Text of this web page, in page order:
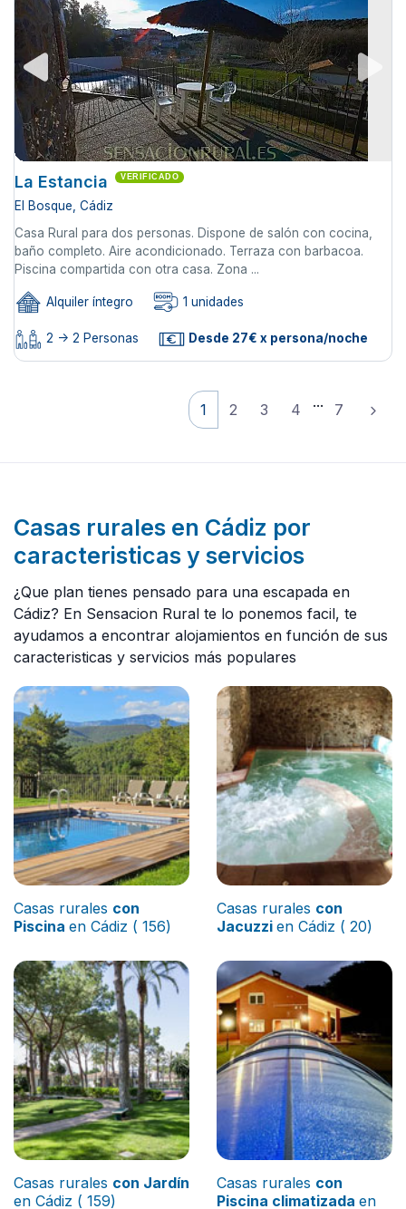
La Estancia VERIFICADO
El Bosque, Cádiz
Casa Rural para dos personas. Dispone de salón con cocina,
baño completo. Aire acondicionado. Terraza con barbacoa.
Piscina compartida con otra casa. Zona ...
Alquiler íntegro 1 unidades
2 -> 2 Personas Desde 27€ x persona/noche
1 2 3 4 ... 7
Casas rurales en Cádiz por
caracteristicas y servicios
¿Que plan tienes pensado para una escapada en
Cádiz? En Sensacion Rural te lo ponemos facil, te
ayudamos a encontrar alojamientos en función de sus
caracteristicas y servicios más populares
Casas rurales con
Piscina en Cádiz ( 156)
Casas rurales con
Jacuzzi en Cádiz ( 20)
Casas rurales con Jardín
en Cádiz ( 159)
Casas rurales con
Piscina climatizada en